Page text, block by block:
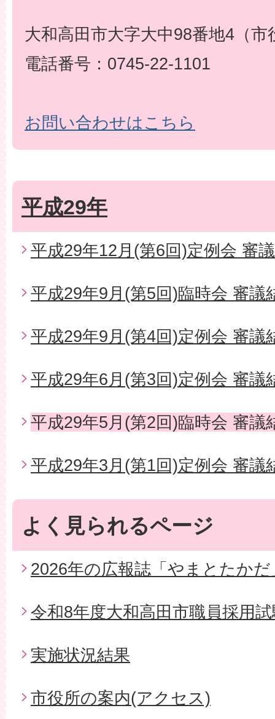
大和高田市大字大中98番地4（市
電話番号：0745-22-1101
お問い合わせはこちら
平成29年
平成29年12月(第6回)定例会 審
平成29年9月(第5回)臨時会 審議
平成29年9月(第4回)定例会 審議
平成29年6月(第3回)定例会 審議
平成29年5月(第2回)臨時会 審議
平成29年3月(第1回)定例会 審議
よく見られるページ
2026年の広報誌「やまとたかだ
令和8年度大和高田市職員採用
実施状況結果
市役所の案内(アクセス)